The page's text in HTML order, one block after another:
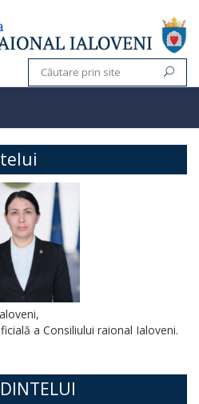
a Consiliului raional Ialoveni.